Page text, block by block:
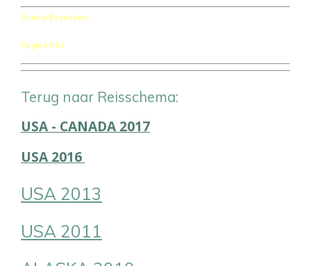
Unieke Bezoekers
Pagina Hits
Terug naar Reisschema:
USA - CANADA 2017
USA 2016
USA 2013
USA 2011